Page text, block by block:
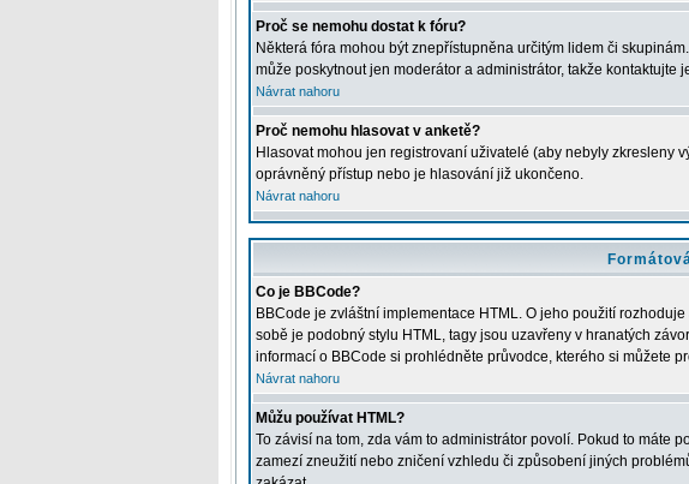
Proč se nemohu dostat k fóru?
Některá fóra mohou být znepřístupněna určitým lidem či
může poskytnout jen moderátor a administrátor, takže kontaktujte
Návrat nahoru
Proč nemohu hlasovat v anketě?
Hlasovat mohou jen registrovaní uživatelé (aby nebyly zkresleny
oprávněný přístup nebo je hlasování již ukončeno.
Návrat nahoru
Co je BBCode?
BBCode je zvláštní implementace HTML. O jeho použití
sobě je podobný stylu HTML, tagy jsou uzavřeny v hranatých
informací o BBCode si prohlédněte průvodce, kterého si můžete
Návrat nahoru
Můžu používat HTML?
To závisí na tom, zda vám to administrátor povolí. Pokud to máte
zamezí zneužití nebo zničení vzhledu či způsobení jiných